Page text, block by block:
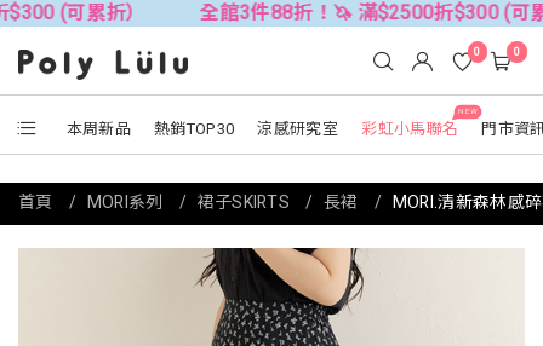
折） 全館3件88折！🦄 滿$2500折$300 (可累折）
本周新品 熱銷TOP30 涼感研究室
NEW
彩虹小馬聯名 門市資
0 0
首頁 MORI系列 裙子SKIRTS 長裙 MORI.清新森林感